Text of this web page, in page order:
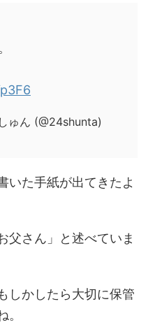
ゅん (@24shunta)
いた手紙が出てきたよ
父さん」と述べていま
しかしたら大切に保管